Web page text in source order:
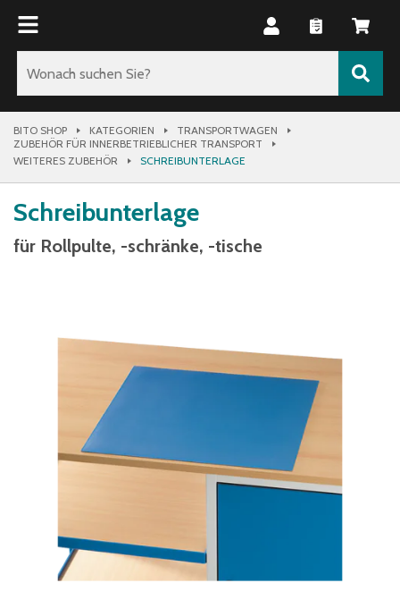
BITO SHOP KATEGORIEN
TRANSPORTWAGEN
ZUBEHÖR FÜR INNERBETRIEBLICHER TRANSPORT
WEITERES ZUBEHÖR
SCHREIBUNTERLAGE
Schreibunterlage
für Rollpulte, -schränke, -tische